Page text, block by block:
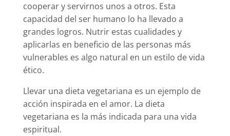
cooperar y servirnos unos a otros. Esta
capacidad del ser humano lo ha llevado a
grandes logros. Nutrir estas cualidades y
aplicarlas en beneficio de las personas más
vulnerables es algo natural en un estilo de vida
ético.
Llevar una dieta vegetariana es un ejemplo de
acción inspirada en el amor. La dieta
vegetariana es la más indicada para una vida
espiritual.